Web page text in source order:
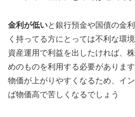
金利が低いと銀行預金や国債の金
く持ってる方にとっては不利な環
資産運用で利益を出したければ、
めのものを利用する必要があります
物価が上がりやすくなるため、イ
ば物価高で苦しくなるでしょう